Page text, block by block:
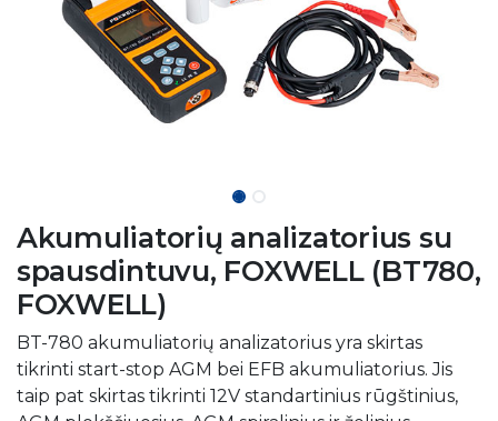
Akumuliatorių analizatorius su
spausdintuvu, FOXWELL (BT780,
FOXWELL)
BT-780 akumuliatorių analizatorius yra skirtas
tikrinti start-stop AGM bei EFB akumuliatorius. Jis
taip pat skirtas tikrinti 12V standartinius rūgštinius,